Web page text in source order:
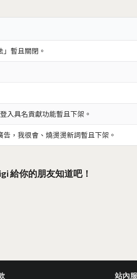
暫且關閉。
入具名貢獻功能暫且下架。
，我很會、燒燙燙新詞暫且下架。
給你的朋友知道吧！
站內